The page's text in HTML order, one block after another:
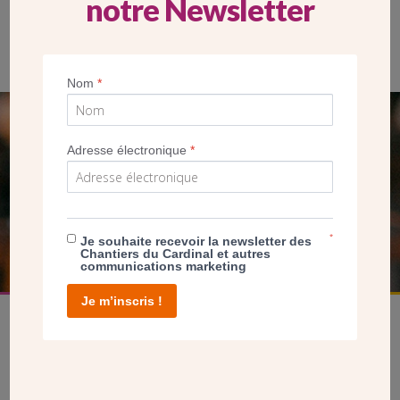
SEUL VOTRE DON
NOUS PERMET D’AGIR
FAIRE UN DON
notre Newsletter
Nom*
Adresse électronique*
Je souhaite recevoir la newsletter des
Chantiers du Cardinal et autres
communications marketing
*
Je m’inscris !